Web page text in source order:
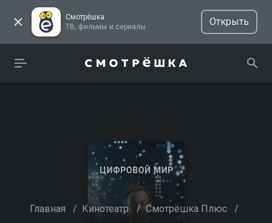
Смотрёшка
ТВ, фильмы и сериалы
Открыть
Главная / Кинотеатр / Смотрёшка Плюс /